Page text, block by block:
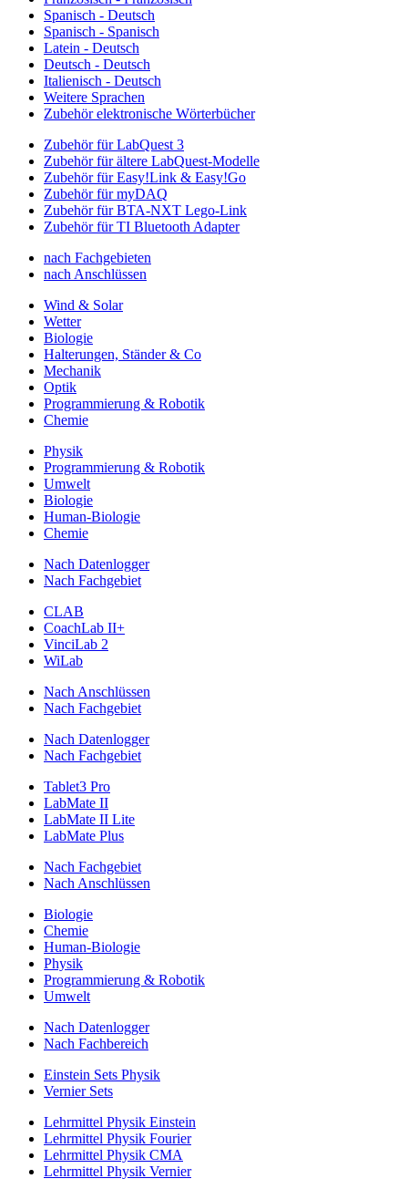
Spanisch - Deutsch
Spanisch - Spanisch
Latein - Deutsch
Deutsch - Deutsch
Italienisch - Deutsch
Weitere Sprachen
Zubehör elektronische Wörterbücher
Zubehör für LabQuest 3
Zubehör für ältere LabQuest-Modelle
Zubehör für Easy!Link & Easy!Go
Zubehör für myDAQ
Zubehör für BTA-NXT Lego-Link
Zubehör für TI Bluetooth Adapter
nach Fachgebieten
nach Anschlüssen
Wind & Solar
Wetter
Biologie
Halterungen, Ständer & Co
Mechanik
Optik
Programmierung & Robotik
Chemie
Physik
Programmierung & Robotik
Umwelt
Biologie
Human-Biologie
Chemie
Nach Datenlogger
Nach Fachgebiet
CLAB
CoachLab II+
VinciLab 2
WiLab
Nach Anschlüssen
Nach Fachgebiet
Nach Datenlogger
Nach Fachgebiet
Tablet3 Pro
LabMate II
LabMate II Lite
LabMate Plus
Nach Fachgebiet
Nach Anschlüssen
Biologie
Chemie
Human-Biologie
Physik
Programmierung & Robotik
Umwelt
Nach Datenlogger
Nach Fachbereich
Einstein Sets Physik
Vernier Sets
Lehrmittel Physik Einstein
Lehrmittel Physik Fourier
Lehrmittel Physik CMA
Lehrmittel Physik Vernier